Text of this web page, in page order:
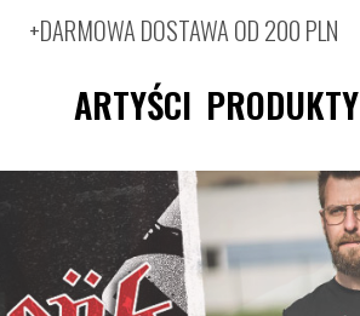
+DARMOWA DOSTAWA OD 200 PLN
ARTYŚCI PRODUKTY